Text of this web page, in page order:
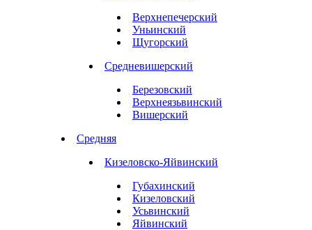
Верхнепечерский
Уньинский
Щугорский
Средневишерский
Березовский
Верхнеязьвинский
Вишерский
Средняя
Кизеловско-Яйвинский
Губахинский
Кизеловский
Усьвинский
Яйвинский